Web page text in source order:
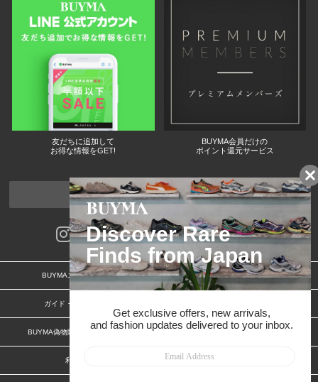
友だちに追加して
お得な情報をGET!
BUYMA会員だけの
ポイント還元サービス
ページトップへ
BUYMAスタートガイド 安心への取り組み
ガイド・お問い合わせ
BUYMA偽物販売防止の取り組み BUYMA CARD
利用規約